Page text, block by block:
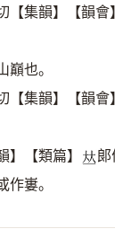
【集韻】【韻會
也。
【集韻】【韻會
【類篇】 𠀤
㟺。